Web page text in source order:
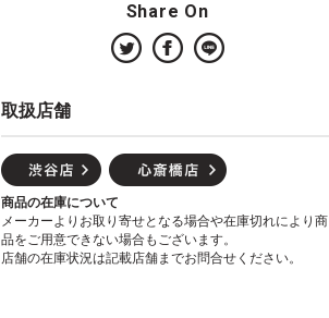
Share On
取扱店舗
商品の在庫について
メーカーよりお取り寄せとなる場合や在庫切れにより商
品をご用意できない場合もございます。
店舗の在庫状況は記載店舗までお問合せください。